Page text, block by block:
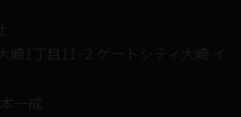
崎1丁目11−2 ゲートシティ大崎 イ
一成